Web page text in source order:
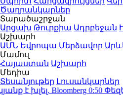
Ծաղրանկարներ
Տարածաշրջան
Արցախ Թուրքիա Ադրբեջան
Աշխարհ
ԱՄՆ Եվրոպա Մերձավոր
Մամուլ
Հայաստան Աշխարհ
Մեդիա
Տեսանյութեր Լուսանկարներ
Bloomberg0:50